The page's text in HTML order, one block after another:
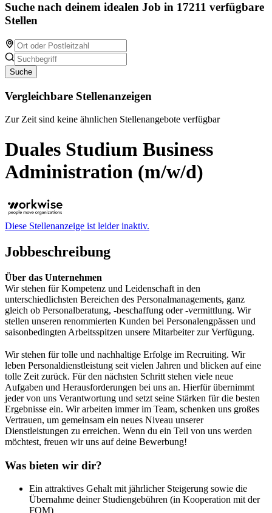
Suche nach deinem idealen Job in 17211 verfügbare
Stellen
Suche
Vergleichbare Stellenanzeigen
Zur Zeit sind keine ähnlichen Stellenangebote verfügbar
Duales Studium Business
Administration (m/w/d)
Diese Stellenanzeige ist leider inaktiv.
Jobbeschreibung
Über das Unternehmen
Wir stehen für Kompetenz und Leidenschaft in den
unterschiedlichsten Bereichen des Personalmanagements, ganz
gleich ob Personalberatung, -beschaffung oder -vermittlung. Wir
stellen unseren renommierten Kunden bei Personalengpässen und
saisonbedingten Arbeitsspitzen unsere Mitarbeiter zur Verfügung.
Wir stehen für tolle und nachhaltige Erfolge im Recruiting. Wir
leben Personaldienstleistung seit vielen Jahren und blicken auf eine
tolle Zeit zurück. Für den nächsten Schritt stehen viele neue
Aufgaben und Herausforderungen bei uns an. Hierfür übernimmt
jeder von uns Verantwortung und setzt seine Stärken für die besten
Ergebnisse ein. Wir arbeiten immer im Team, schenken uns großes
Vertrauen, um gemeinsam ein neues Niveau unserer
Dienstleistungen zu erreichen. Wenn du ein Teil von uns werden
möchtest, freuen wir uns auf deine Bewerbung!
Was bieten wir dir?
Ein attraktives Gehalt mit jährlicher Steigerung sowie die
Übernahme deiner Studiengebühren (in Kooperation mit der
FOM)